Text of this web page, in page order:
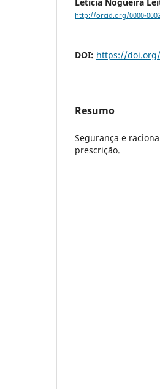
http://orcid.org/0000-
DOI: https://doi.org/
Resumo
Segurança e
prescrição.